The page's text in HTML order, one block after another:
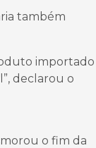
também
importado
declarou o
o fim da